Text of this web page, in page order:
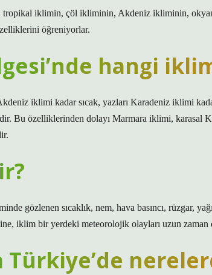
tropikal iklimin, çöl ikliminin, Akdeniz ikliminin,
öğreniyorlar.
hangi
iklimi kadar sıcak, yazları Karadeniz iklimi
Bu özelliklerinden dolayı Marmara iklimi,
gözlenen sıcaklık, nem, hava basıncı, rüzgar,
iklim bir yerdeki meteorolojik olayları uzun
Türkiye’de